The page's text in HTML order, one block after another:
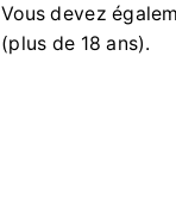
Vous devez
(plus de 18 ans).